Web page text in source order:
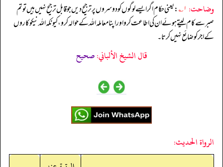
وضاحت: ۱؎ : یعنی حکام اگر ایسے لوگوں کو دوسروں پر ترجیح دیں جو قابل ترجیح نہیں ہیں تو تم
صبر سے کام لیتے ہوئے ان کی اطاعت کرو اور اپنا معاملہ اللہ کے حوالہ کرو، کیونکہ اللہ نیکو کاروں
کے اجر کو ضائع نہیں کرتا۔
قال الشيخ الألباني:صحيح
الرواة الحديث: